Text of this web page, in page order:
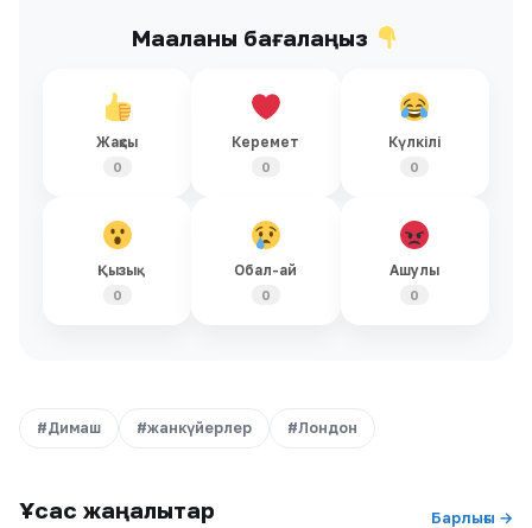
Мақаланы бағалаңыз
Жақсы
0
Керемет
0
Күлкілі
0
Қызық
0
Обал-ай
0
Ашулы
0
#Димаш #жанкүйерлер #Лондон
Ұқсас жаңалықтар Барлығы →